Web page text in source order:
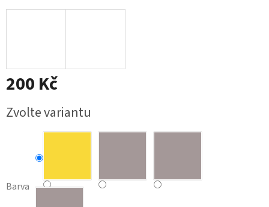
200 Kč
Měrná
cena:
Zvolte variantu
Barva